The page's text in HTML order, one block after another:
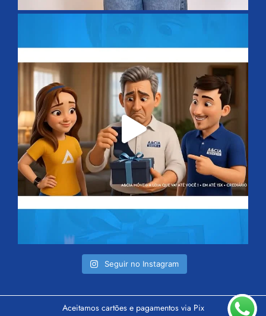
Seguir no Instagram
Aceitamos cartões e pagamentos via Pix